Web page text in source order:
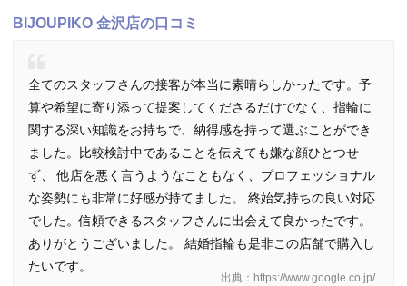
BIJOUPIKO 金沢店の口コミ
全てのスタッフさんの接客が本当に素晴らしかったです。予
算や希望に寄り添って提案してくださるだけでなく、指輪に
関する深い知識をお持ちで、納得感を持って選ぶことができ
ました。比較検討中であることを伝えても嫌な顔ひとつせ
ず、 他店を悪く言うようなこともなく、プロフェッショナル
な姿勢にも非常に好感が持てました。 終始気持ちの良い対応
でした。信頼できるスタッフさんに出会えて良かったです。
ありがとうございました。 結婚指輪も是非この店舗で購入し
たいです。
出典：https://www.google.co.jp/